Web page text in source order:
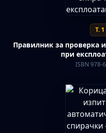
Т. 1
Правилник за проверка
при
ISBN 978-